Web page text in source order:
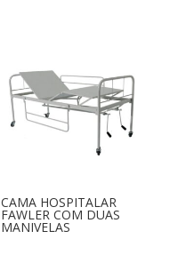
CAMA HOSPITALAR
FAWLER COM DUAS
MANIVELAS